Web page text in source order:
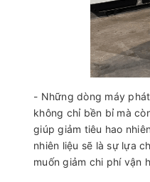
- Những dòng máy
không chỉ bền bỉ mà
giúp giảm tiêu hao
nhiên liệu sẽ là sự lựa
muốn giảm chi phí vận